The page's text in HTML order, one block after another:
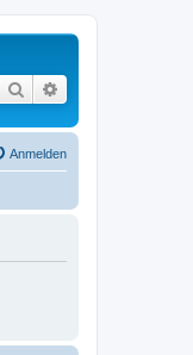
Suche
Anmelden